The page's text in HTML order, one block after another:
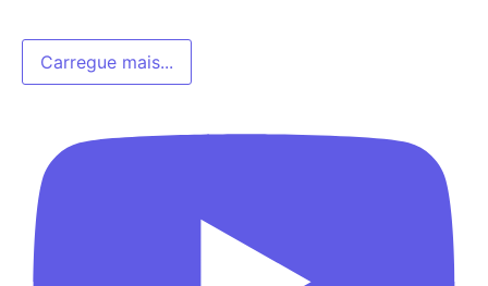
Carregue mais...